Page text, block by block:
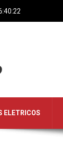
ELETRICOS